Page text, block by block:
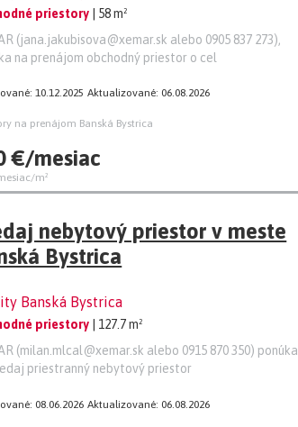
priestory
| 58 m²
(jana.jakubisova@xemar.sk alebo 0905 837 273),
na prenájom obchodný priestor o cel
10.12.2025 Aktualizované: 06.08.2026
na prenájom Banská Bystrica
€/mesiac
m²
nebytový priestor v meste
Bystrica
Banská Bystrica
priestory
| 127.7 m²
(milan.mlcal@xemar.sk alebo 0915 870 350) ponúka
priestranný nebytový priestor
08.06.2026 Aktualizované: 06.08.2026